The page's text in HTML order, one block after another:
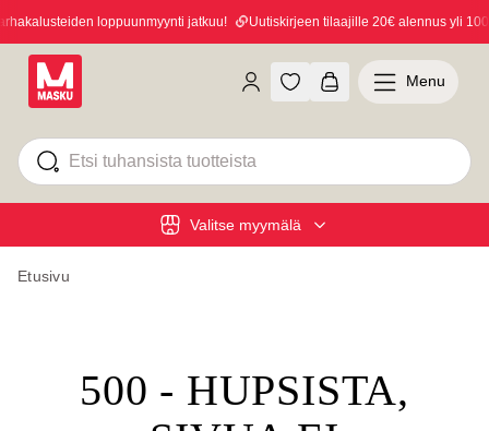
loppuunmyynti jatkuu! Uutiskirjeen tilaajille 20€ alennus yli 100€
Valitse myymälä
Menu
Etusivu
500 - HUPSISTA,